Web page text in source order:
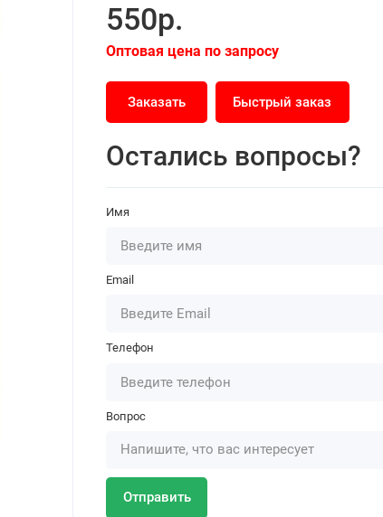
550р.
Оптовая цена по запросу
Заказать Быстрый заказ
Остались вопросы?
Имя
Email
Телефон
Вопрос
Отправить